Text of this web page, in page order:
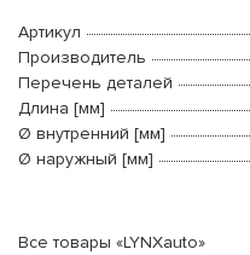
Артикул
Производитель
Перечень деталей
Длина [мм]
Ø внутренний [мм]
Ø наружный [мм]
Все товары «LYNXauto»